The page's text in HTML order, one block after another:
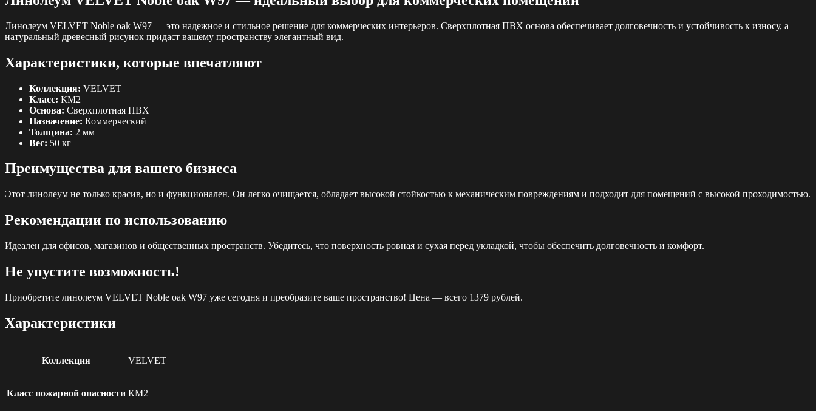
Линолеум VELVET Noble oak W97 — это надежное и стильное решение для коммерческих интерьеров. Сверхплотная ПВХ основа обеспечивает долговечность и устойчивость к износу, а
натуральный древесный рисунок придаст вашему пространству элегантный вид.
Характеристики, которые впечатляют
Коллекция: VELVET
Класс: КМ2
Основа: Сверхплотная ПВХ
Назначение: Коммерческий
Толщина: 2 мм
Вес: 50 кг
Преимущества для вашего бизнеса
Этот линолеум не только красив, но и функционален. Он легко очищается, обладает высокой стойкостью к механическим повреждениям и подходит для помещений с высокой проходимостью.
Рекомендации по использованию
Идеален для офисов, магазинов и общественных пространств. Убедитесь, что поверхность ровная и сухая перед укладкой, чтобы обеспечить долговечность и комфорт.
Не упустите возможность!
Приобретите линолеум VELVET Noble oak W97 уже сегодня и преобразите ваше пространство! Цена — всего 1379 рублей.
Характеристики
Коллекция VELVET
Класс пожарной опасности КМ2